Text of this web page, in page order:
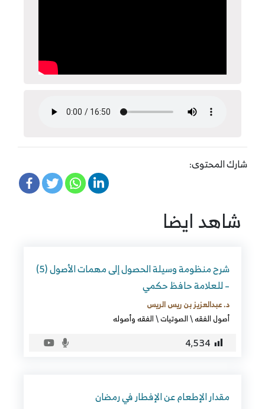
شارك المحتوى:
شاهد ايضا
شرح منظومة وسيلة الحصول إلى مهمات الأصول (5)
– للعلامة حافظ حكمي
د. عبدالعزيز بن ريس الريس
أصول الفقه\الصوتيات\الفقه وأصوله
4٬534
مقدار الإطعام عن الإفطار في رمضان